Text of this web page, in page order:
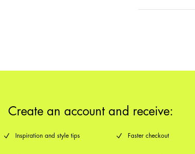
Create an account and receive:
Inspiration and style tips Faster checkout